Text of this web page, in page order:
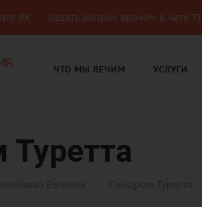
ВК Задать вопрос врачам в чате ТГ
ЧТО МЫ ЛЕЧИМ УСЛУГИ